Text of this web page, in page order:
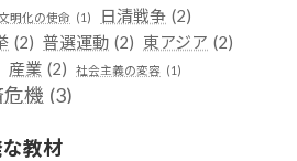
明化の使命 (1) 日清戦争 (2)
(2) 普選運動 (2) 東アジア (2)
産業 (2) 社会主義の変容 (1)
機 (3)
開発 (1)
教材